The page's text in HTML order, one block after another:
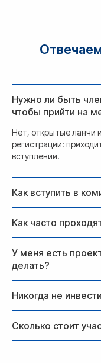
Нужно ли быть
чтобы прийти на
Нет, открытые ланчи
регистрации:
вступлении.
Как вступить в
Как часто
У меня есть
делать?
Никогда не
Сколько стоит